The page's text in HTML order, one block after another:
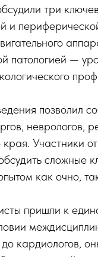
три
и
патологией —
позволил
неврологов,
края. Участники
сложные
как очно,
пришли к
кардиологов,